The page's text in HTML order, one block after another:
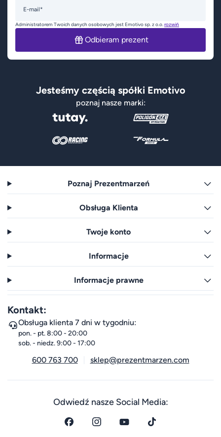
E-mail*
Administratorem Twoich danych osobowych jest Emotivo sp. z o.o.rozwiń
Odbieram prezent
Jesteśmy częścią spółki Emotivo
poznaj nasze marki:
Poznaj Prezentmarzeń
Obsługa Klienta
Twoje konto
Informacje
Informacje prawne
Kontakt:
Obsługa klienta 7 dni w tygodniu:
pon. - pt. 8:00 - 20:00
sob. - niedz. 9:00 - 17:00
600 763 700 sklep@prezentmarzen.com
Odwiedź nasze Social Media: